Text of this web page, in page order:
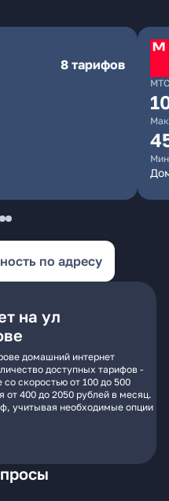
8 тарифов
МТС
по адресу
на ул
домашний интернет
доступных тарифов -
скоростью от 100 до 500
400 до 2050 рублей в месяц.
учитывая необходимые опции